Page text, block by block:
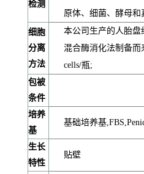
检测
原体、细菌、酵母和
细胞
分离
方法
本公司生产的人胎盘
混合酶消化法制备而
cells/瓶;
包被
条件
培养
基
基础培养基
生长
特性
贴壁